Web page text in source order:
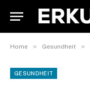
Home » Gesundheit »
GESUNDHEIT